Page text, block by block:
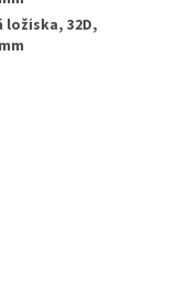
ložiska, 32D,